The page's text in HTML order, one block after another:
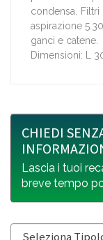
condensa.
aspirazione
ganci e catene.
Dimensioni: L
CHIEDI
Lascia i tuoi
breve tempo